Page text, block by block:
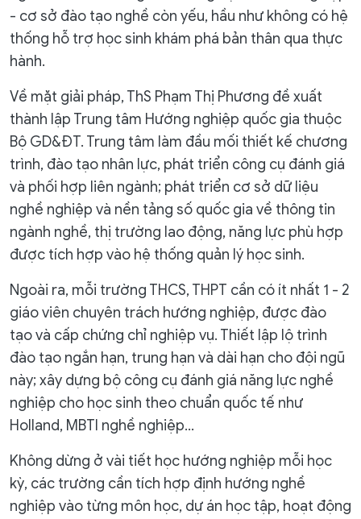
- cơ sở đào tạo nghề còn yếu, hầu như không có hệ
thống hỗ trợ học sinh khám phá bản thân qua thực
hành.
Về mặt giải pháp, ThS Phạm Thị Phương đề xuất
thành lập Trung tâm Hướng nghiệp quốc gia thuộc
Bộ GD&ĐT. Trung tâm làm đầu mối thiết kế chương
trình, đào tạo nhân lực, phát triển công cụ đánh giá
và phối hợp liên ngành; phát triển cơ sở dữ liệu
nghề nghiệp và nền tảng số quốc gia về thông tin
ngành nghề, thị trường lao động, năng lực phù hợp
được tích hợp vào hệ thống quản lý học sinh.
Ngoài ra, mỗi trường THCS, THPT cần có ít nhất 1 - 2
giáo viên chuyên trách hướng nghiệp, được đào
tạo và cấp chứng chỉ nghiệp vụ. Thiết lập lộ trình
đào tạo ngắn hạn, trung hạn và dài hạn cho đội ngũ
này; xây dựng bộ công cụ đánh giá năng lực nghề
nghiệp cho học sinh theo chuẩn quốc tế như
Holland, MBTI nghề nghiệp...
Không dừng ở vài tiết học hướng nghiệp mỗi học
kỳ, các trường cần tích hợp định hướng nghề
nghiệp vào từng môn học, dự án học tập, hoạt động